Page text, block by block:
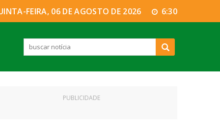
FEIRA, 06 DE AGOSTO DE 2026 6:30
PUBLICIDADE